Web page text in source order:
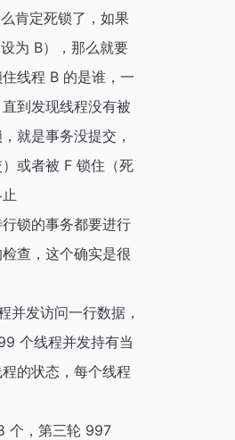
肯定死锁了，如果
为 B），那么就要
线程 B 的是谁，一
到发现线程没有被
就是事务没提交，
或者被 F 锁住（死
锁的事务都要进行
查，这个确实是很
并发访问一行数据，
个线程并发持有当
的状态，每个线程
个，第三轮 997